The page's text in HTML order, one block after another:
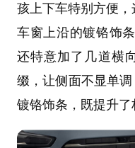
孩上下车特别方便，
车窗上沿的镀铬饰
还特意加了几道横
缀，让侧面不显单
镀铬饰条，既提升了